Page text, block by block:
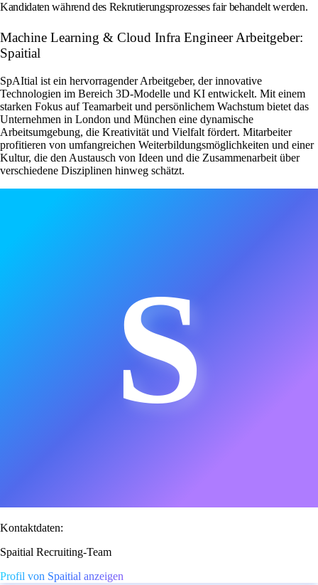
Kandidaten während des Rekrutierungsprozesses fair behandelt werden.
Machine Learning & Cloud Infra Engineer Arbeitgeber:
Spaitial
SpAItial ist ein hervorragender Arbeitgeber, der innovative
Technologien im Bereich 3D-Modelle und KI entwickelt. Mit einem
starken Fokus auf Teamarbeit und persönlichem Wachstum bietet das
Unternehmen in London und München eine dynamische
Arbeitsumgebung, die Kreativität und Vielfalt fördert. Mitarbeiter
profitieren von umfangreichen Weiterbildungsmöglichkeiten und einer
Kultur, die den Austausch von Ideen und die Zusammenarbeit über
verschiedene Disziplinen hinweg schätzt.
S
Kontaktdaten:
Spaitial Recruiting-Team
Profil von Spaitial anzeigen